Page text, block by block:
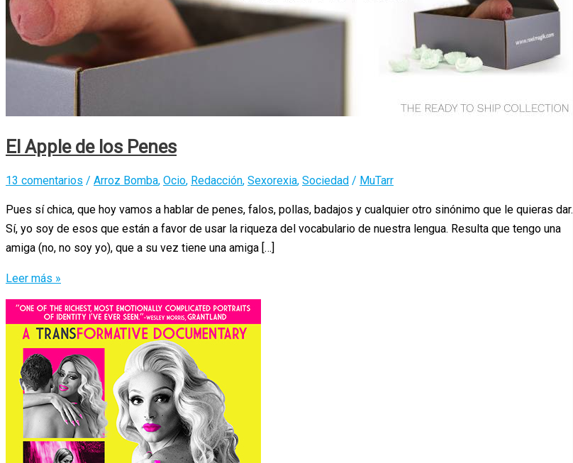
El Apple de los Penes
13 comentarios / Arroz Bomba, Ocio, Redacción, Sexorexia, Sociedad / MuTarr
Pues sí chica, que hoy vamos a hablar de penes, falos, pollas, badajos y cualquier otro sinónimo que le quieras dar.
Sí, yo soy de esos que están a favor de usar la riqueza del vocabulario de nuestra lengua. Resulta que tengo una
amiga (no, no soy yo), que a su vez tiene una amiga […]
El
Apple
Penes
Leer más »